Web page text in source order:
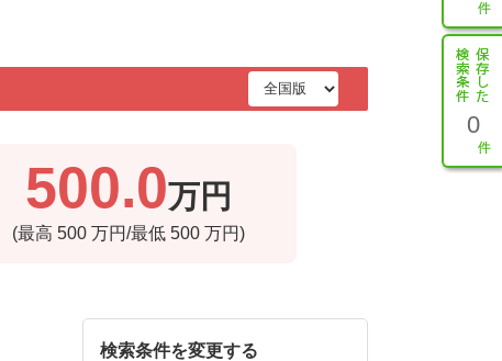
0
500.0万円
(最高 500 万円/最低 500 万円)
検索条件を変更する